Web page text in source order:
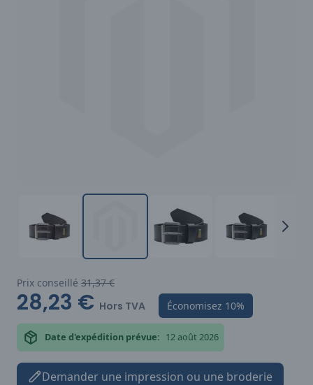
Prix conseillé 31,37 €
28,23 € Hors TVA Économisez 10%
Date d'expédition prévue: 12 août 2026
Demander une impression ou une broderie